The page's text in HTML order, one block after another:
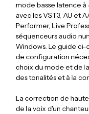
mode basse latence à
avec les VST3, AU et
Performer, Live
séquenceurs audio
Windows. Le guide ci-
de configuration
choix du mode et de
des tonalités et à la
La correction de
de la voix d'un